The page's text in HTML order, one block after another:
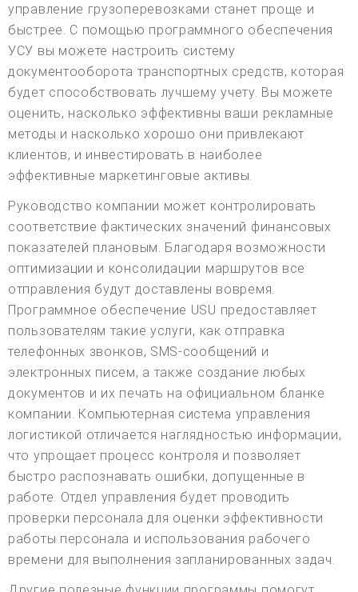
управление грузоперевозками станет проще и
быстрее. С помощью программного обеспечения
УСУ вы можете настроить систему
документооборота транспортных средств, которая
будет способствовать лучшему учету. Вы можете
оценить, насколько эффективны ваши рекламные
методы и насколько хорошо они привлекают
клиентов, и инвестировать в наиболее
эффективные маркетинговые активы.
Руководство компании может контролировать
соответствие фактических значений финансовых
показателей плановым. Благодаря возможности
оптимизации и консолидации маршрутов все
отправления будут доставлены вовремя.
Программное обеспечение USU предоставляет
пользователям такие услуги, как отправка
телефонных звонков, SMS-сообщений и
электронных писем, а также создание любых
документов и их печать на официальном бланке
компании. Компьютерная система управления
логистикой отличается наглядностью информации,
что упрощает процесс контроля и позволяет
быстро распознавать ошибки, допущенные в
работе. Отдел управления будет проводить
проверки персонала для оценки эффективности
работы персонала и использования рабочего
времени для выполнения запланированных задач.